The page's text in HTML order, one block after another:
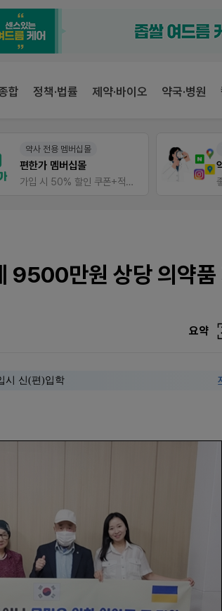
합 정책·법률 제약·바이오 약국·병원
약사 전용 멤버십몰
편한가 멤버십몰
가입 시 50% 할인 쿠폰+적립금까지!
9500만원 상당 의약품
요약
시 신(편)입학